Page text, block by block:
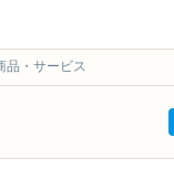
品・サービス